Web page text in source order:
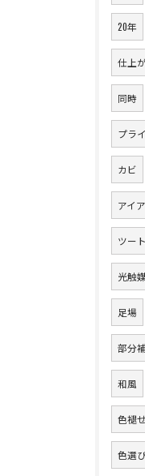
20年
仕上
同時
プラ
カビ
アイ
ツー
光触
足場
部分
和風
色褪せ
色選